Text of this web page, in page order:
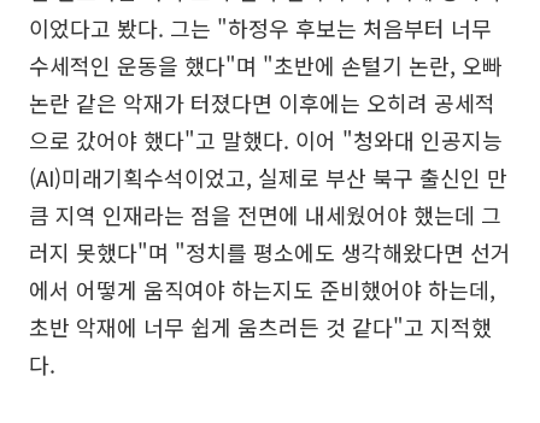
이었다고 봤다. 그는 "하정우 후보는 처음부터 너무
수세적인 운동을 했다"며 "초반에 손털기 논란, 오빠
논란 같은 악재가 터졌다면 이후에는 오히려 공세적
으로 갔어야 했다"고 말했다. 이어 "청와대 인공지능
(AI)미래기획수석이었고, 실제로 부산 북구 출신인 만
큼 지역 인재라는 점을 전면에 내세웠어야 했는데 그
러지 못했다"며 "정치를 평소에도 생각해왔다면 선거
에서 어떻게 움직여야 하는지도 준비했어야 하는데,
초반 악재에 너무 쉽게 움츠러든 것 같다"고 지적했
다.